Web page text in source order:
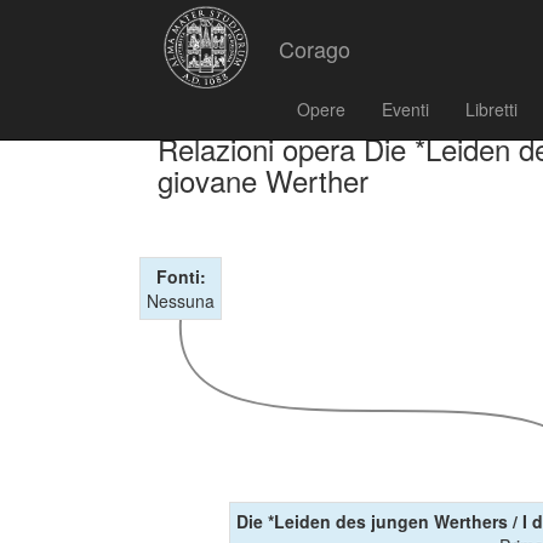
Corago
Opere Eventi Libretti
Relazioni opera Die *Leiden
giovane Werther
Fonti:
Nessuna
Die *Leiden des jungen Werthers / I